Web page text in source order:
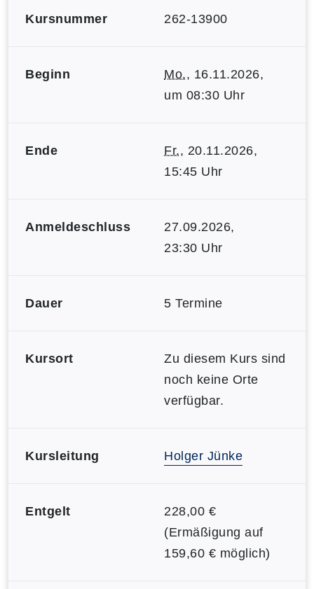
Kursnummer 262-13900
Beginn Mo., 16.11.2026,
um 08:30 Uhr
Ende Fr., 20.11.2026,
15:45 Uhr
Anmeldeschluss
27.09.2026,
23:30 Uhr
Dauer 5 Termine
Kursort
Zu diesem Kurs sind
noch keine Orte
verfügbar.
Kursleitung Holger Jünke
Entgelt
228,00 €
(Ermäßigung auf
159,60 € möglich)